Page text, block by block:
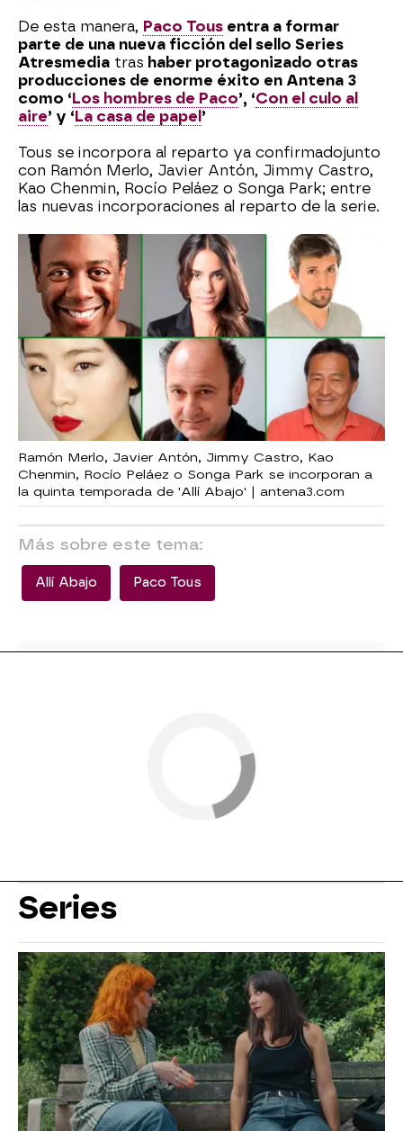
De esta manera, Paco Tous entra a formar
parte de una nueva ficción del sello Series
Atresmedia tras haber protagonizado otras
producciones de enorme éxito en Antena 3
como ‘Los hombres de Paco’, ‘Con el culo al
aire’ y ‘La casa de papel ’
Tous se incorpora al reparto ya confirmadojunto
con Ramón Merlo, Javier Antón, Jimmy Castro,
Kao Chenmin, Rocío Peláez o Songa Park; entre
las nuevas incorporaciones al reparto de la serie.
Ramón Merlo, Javier Antón, Jimmy Castro, Kao
Chenmin, Rocío Peláez o Songa Park se incorporan a
la quinta temporada de 'Allí Abajo' | antena3.com
Más sobre este tema:
Allí Abajo Paco Tous
Series